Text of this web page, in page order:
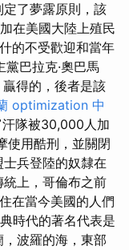
了夢露原則，該
在美國大陸上殖民
的不受歡迎和當年
巴拉克·奧巴馬
得的，後者是該
optimization 中
汗隊被30,000人加
使用酷刑，並關閉
兵登陸的奴隸在
上，哥倫布之前
在當今美國的人們
時代的著名代表是
波羅的海，東部